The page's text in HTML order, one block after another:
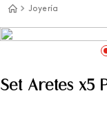
Joyería
Set Aretes x5